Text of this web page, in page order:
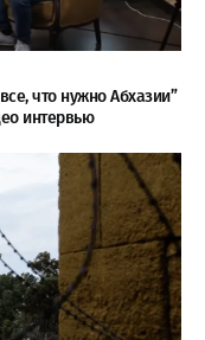
что нужно Абхазии”
интервью